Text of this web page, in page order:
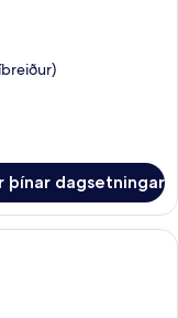
þínar dagsetningar